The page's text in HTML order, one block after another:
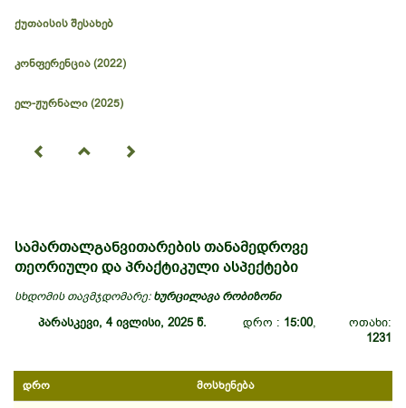
ქუთაისის შესახებ
კონფერენცია (2022)
ელ-ჟურნალი (2025)
სამართალგანვითარების თანამედროვე
თეორიული და პრაქტიკული ასპექტები
სხდომის თავმჯდომარე:ხურცილავა რობიზონი
პარასკევი, 4 ივლისი, 2025 წ. დრო : 15:00, ოთახი:
1231
დრო მოსხენება